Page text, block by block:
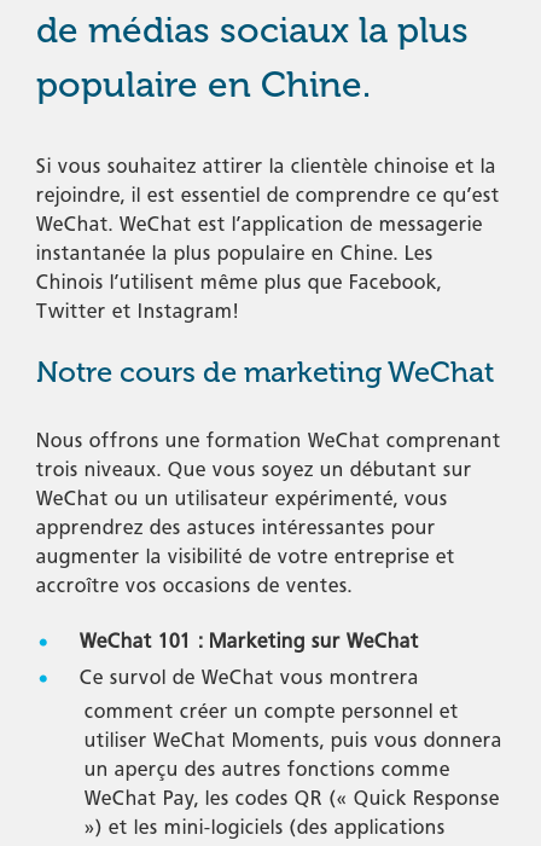
de médias sociaux la plus
populaire en Chine.
Si vous souhaitez attirer la clientèle chinoise et la
rejoindre, il est essentiel de comprendre ce qu’est
WeChat. WeChat est l’application de messagerie
instantanée la plus populaire en Chine. Les
Chinois l’utilisent même plus que Facebook,
Twitter et Instagram!
Notre cours de marketing WeChat
Nous offrons une formation WeChat comprenant
trois niveaux. Que vous soyez un débutant sur
WeChat ou un utilisateur expérimenté, vous
apprendrez des astuces intéressantes pour
augmenter la visibilité de votre entreprise et
accroître vos occasions de ventes.
WeChat 101 : Marketing sur WeChat
Ce survol de WeChat vous montrera
comment créer un compte personnel et
utiliser WeChat Moments, puis vous donnera
un aperçu des autres fonctions comme
WeChat Pay, les codes QR (« Quick Response
») et les mini-logiciels (des applications